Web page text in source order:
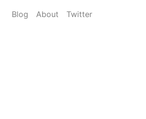
Blog About Twitter